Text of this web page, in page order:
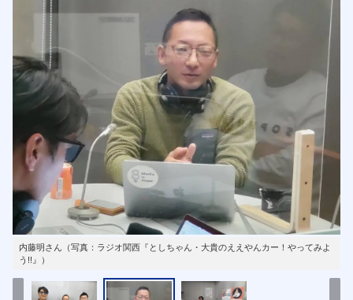
内藤明さん（写真：ラジオ関西『としちゃん・大貴のええやんカー！やってみよ
う!!』）